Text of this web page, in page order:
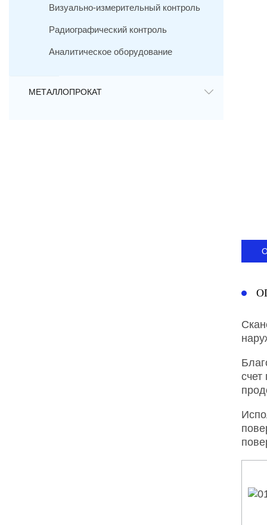
Визуально-измерительный контроль
Радиографический контроль
Аналитическое оборудование
МЕТАЛЛОПРОКАТ